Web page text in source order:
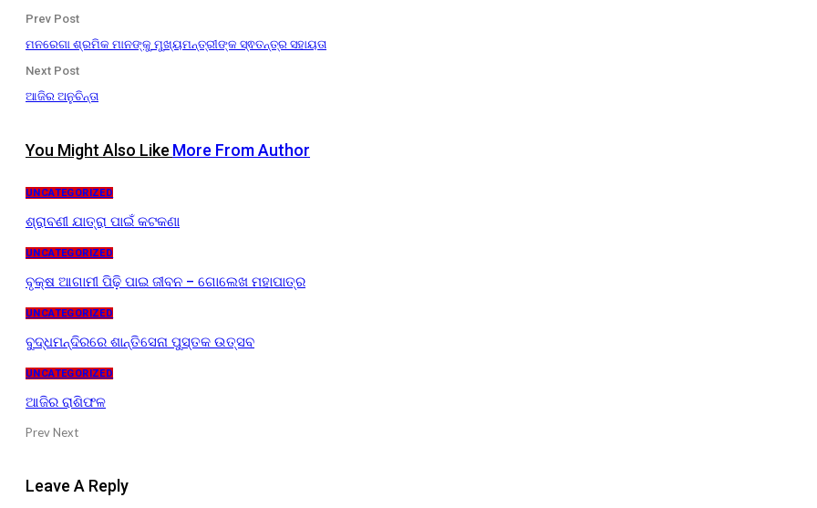
Prev Post
ମନରେଗା ଶ୍ରମିକ ମାନଙ୍କୁ ମୁଖ୍ୟମନ୍ତ୍ରୀଙ୍କ ସ୍ଵତନ୍ତ୍ର ସହାୟତା
Next Post
ଆଜିର ଅନୁଚିନ୍ତା
You Might Also Like More From Author
UNCATEGORIZED
ଶ୍ରାବଣୀ ଯାତ୍ରା ପାଇଁ କଟକଣା
UNCATEGORIZED
ବୃକ୍ଷ ଆଗାମୀ ପିଢ଼ି ପାଇ ଜୀବନ – ଗୋଲେଖ ମହାପାତ୍ର
UNCATEGORIZED
ବୁଦ୍ଧମନ୍ଦିରରେ ଶାନ୍ତିସେନା ପୁସ୍ତକ ଉତ୍ସବ
UNCATEGORIZED
ଆଜିର ରାଶିଫଳ
PrevNext
Leave A Reply